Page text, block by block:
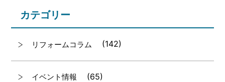
カテゴリー
リフォームコラム (142)
イベント情報 (65)